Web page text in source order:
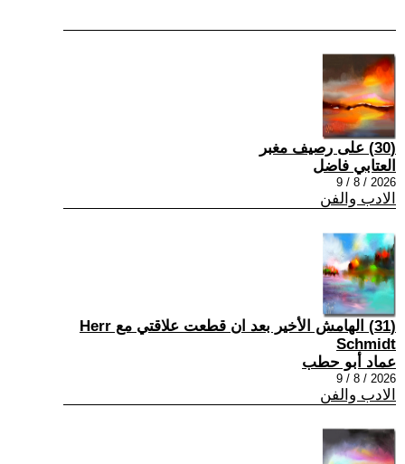
(30) على رصيف مغبر
العتابي فاضل
2026 / 8 / 9
الادب والفن
(31) الهامش الأخير بعد ان قطعت علاقتي مع Herr
Schmidt
عماد أبو حطب
2026 / 8 / 9
الادب والفن